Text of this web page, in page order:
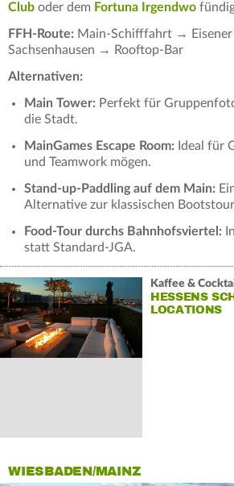
Club oder dem Fortuna Irgendwo
FFH-Route: Main-Schifffahrt →
Sachsenhausen → Rooftop-Bar
Alternativen:
Main Tower: Perfekt für
die Stadt.
MainGames Escape Room: Ideal für
und Teamwork mögen.
Stand-up-Paddling auf dem Main:
Alternative zur klassischen
Food-Tour durchs Bahnhofsviertel:
statt Standard-JGA.
Kaffee &
HESSENS
LOCATIONS
WIESBADEN/MAINZ